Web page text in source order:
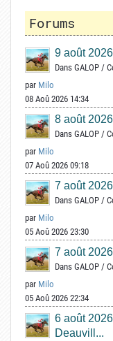
Forums
9 août
Dans GALOP /
par Milo
08 Aoû 2026 14:34
8 août
Dans GALOP /
par Milo
07 Aoû 2026 09:18
7 août
Dans GALOP /
par Milo
05 Aoû 2026 23:30
7 août
Dans GALOP /
par Milo
05 Aoû 2026 22:34
6 août
Deauvill...